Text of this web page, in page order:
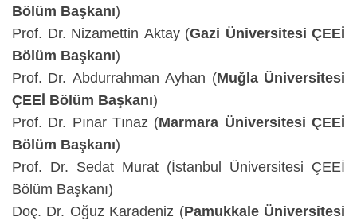
Bölüm Başkanı)
Prof. Dr. Nizamettin Aktay (Gazi Üniversitesi ÇEEİ
Bölüm Başkanı)
Prof. Dr. Abdurrahman Ayhan (Muğla Üniversitesi
ÇEEİ Bölüm Başkanı)
Prof. Dr. Pınar Tınaz (Marmara Üniversitesi ÇEEİ
Bölüm Başkanı)
Prof. Dr. Sedat Murat (İstanbul Üniversitesi ÇEEİ
Bölüm Başkanı)
Doç. Dr. Oğuz Karadeniz (Pamukkale Üniversitesi